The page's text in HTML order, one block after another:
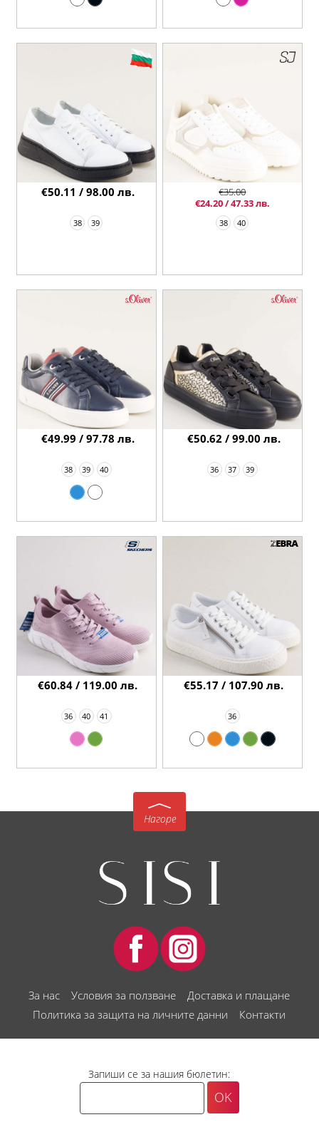
38 39
€50.11 / 98.00 лв.
38 40
€35.00
€24.20 / 47.33 лв.
38 39 40
€49.99 / 97.78 лв.
36 37 39
€50.62 / 99.00 лв.
36 40 41
€60.84 / 119.00 лв.
36
€55.17 / 107.90 лв.
Нагоре
За нас Условия за ползване
Доставка и плащане
Политика за защита на личните данни
Контакти
Запиши се за нашия бюлетин: